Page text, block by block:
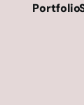
Portfolio